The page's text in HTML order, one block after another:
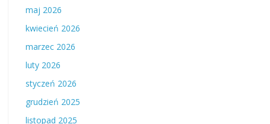
maj 2026
kwiecień 2026
marzec 2026
luty 2026
styczeń 2026
grudzień 2025
listopad 2025